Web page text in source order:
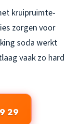
kruipruimte-
zorgen voor
soda werkt
vaak zo hard
29